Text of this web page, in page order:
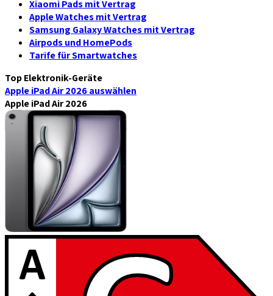
Xiaomi Pads mit Vertrag
Apple Watches mit Vertrag
Samsung Galaxy Watches mit Vertrag
Airpods und HomePods
Tarife für Smartwatches
Top Elektronik-Geräte
Apple iPad Air 2026auswählen
Apple iPad Air 2026